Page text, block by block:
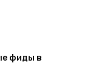
фиды в